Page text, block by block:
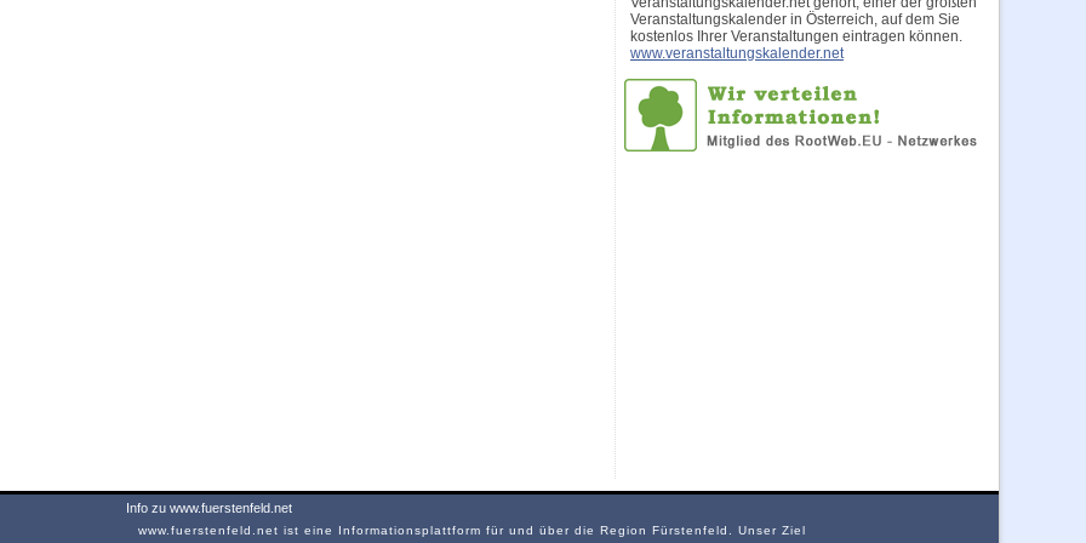
Veranstaltungskalender in Österreich, auf dem Sie
kostenlos Ihrer Veranstaltungen eintragen können.
www.veranstaltungskalender.net
Info zu www.fuerstenfeld.net
www.fuerstenfeld.net ist eine Informationsplattform für und über die Region Fürstenfeld. Unser Ziel